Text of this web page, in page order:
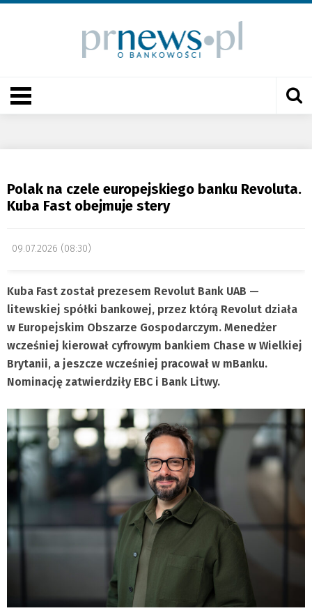
Polak na czele europejskiego banku Revoluta.
Kuba Fast obejmuje stery
09.07.2026 (08:30)
Kuba Fast został prezesem Revolut Bank UAB —
litewskiej spółki bankowej, przez którą Revolut działa
w Europejskim Obszarze Gospodarczym. Menedżer
wcześniej kierował cyfrowym bankiem Chase w Wielkiej
Brytanii, a jeszcze wcześniej pracował w mBanku.
Nominację zatwierdziły EBC i Bank Litwy.